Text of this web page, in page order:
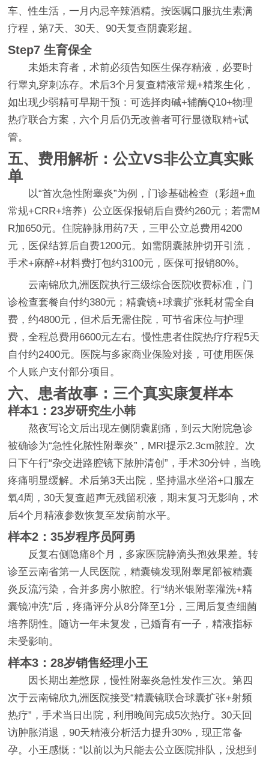
车、性生活，一月内忌辛辣酒精。按医嘱口服抗生素满
疗程，第7天、30天、90天复查阴囊彩超。
Step7 生育保全
未婚未育者，术前必须告知医生保存精液，必要时
行睾丸穿刺冻存。术后3个月复查精液常规+精浆生化，
如出现少弱精可早期干预：可选择肉碱+辅酶Q10+物理
热疗联合方案，六个月后仍无改善者可行显微取精+试
管。
五、费用解析：公立VS非公立真实账
单
以“首次急性附睾炎”为例，门诊基础检查（彩超+血
常规+CRR+培养）公立医保报销后自费约260元；若需M
R加650元。住院静脉用药7天，三甲公立总费用4200
元，医保结算后自费1200元。如需阴囊脓肿切开引流，
手术+麻醉+材料费打包约3100元，医保可报销80%。
云南锦欣九洲医院执行三级综合医院收费标准，门
诊检查套餐自付约380元；精囊镜+球囊扩张耗材需全自
费，约4800元，但术后无需住院，可节省床位与护理
费，全程总费用6600元左右。慢性患者住院热疗疗程5天
自付约2400元。医院与多家商业保险对接，可使用医保
个人账户支付部分项目。
六、患者故事：三个真实康复样本
样本1：23岁研究生小韩
熬夜写论文后出现左侧阴囊剧痛，到云大附院急诊
被确诊为“急性化脓性附睾炎”，MRI提示2.3cm脓腔。次
日下午行“杂交进路腔镜下脓肿清创”，手术30分钟，当晚
疼痛明显缓解。术后第3天出院，坚持温水坐浴+口服左
氧4周，30天复查超声无残留积液，期末复习无影响，术
后4个月精液参数恢复至发病前水平。
样本2：35岁程序员阿勇
反复右侧隐痛8个月，多家医院静滴头孢效果差。转
诊至云南省第一人民医院，精囊镜发现附睾尾部被精囊
炎反流污染，合并多房小脓腔。行“纳米银附睾灌洗+精
囊镜冲洗”后，疼痛评分从8分降至1分，三周后复查细菌
培养阴性。随访一年未复发，已婚育有一子，精液指标
未受影响。
样本3：28岁销售经理小王
因长期出差憋尿，慢性附睾炎急性发作三次。第四
次于云南锦欣九洲医院接受“精囊镜联合球囊扩张+射频
热疗”，手术当日出院，利用晚间完成5次热疗。30天回
访肿胀消退，90天精液分析活力提升30%，现正常备
孕。小王感慨：“以前以为只能去公立医院排队，没想到